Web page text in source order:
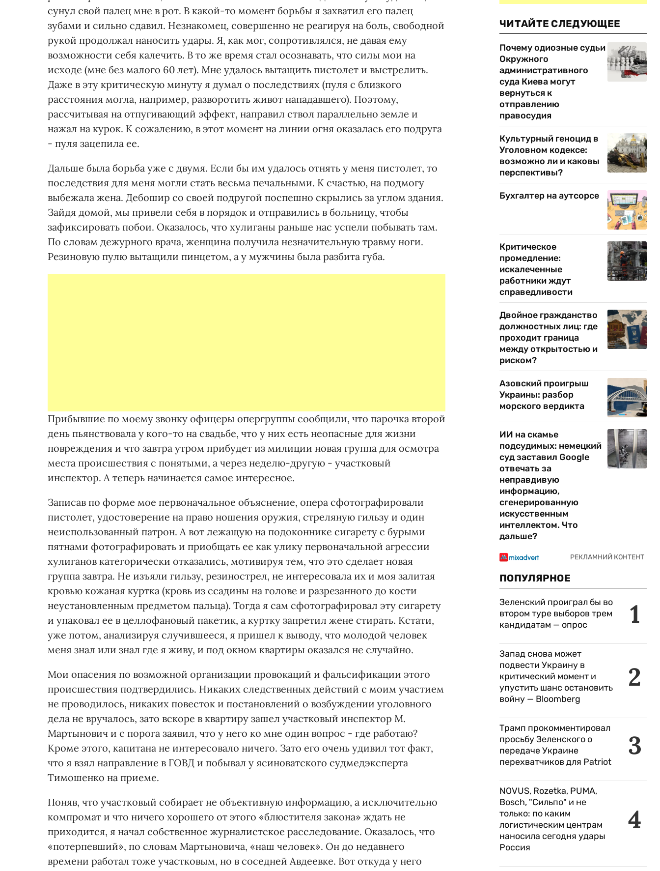
сунул свой палец мне в рот. В какой-то момент борьбы я захватил его палец
зубами и сильно сдавил. Незнакомец, совершенно не реагируя на боль, свободной
рукой продолжал наносить удары. Я, как мог, сопротивлялся, не давая ему
возможности себя калечить. В то же время стал осознавать, что силы мои на
исходе (мне без малого 60 лет). Мне удалось вытащить пистолет и выстрелить.
Даже в эту критическую минуту я думал о последствиях (пуля с близкого
расстояния могла, например, разворотить живот нападавшего). Поэтому,
рассчитывая на отпугивающий эффект, направил ствол параллельно земле и
нажал на курок. К сожалению, в этот момент на линии огня оказалась его подруга
- пуля зацепила ее.
Дальше была борьба уже с двумя. Если бы им удалось отнять у меня пистолет, то
последствия для меня могли стать весьма печальными. К счастью, на подмогу
выбежала жена. Дебошир со своей подругой поспешно скрылись за углом здания.
Зайдя домой, мы привели себя в порядок и отправились в больницу, чтобы
зафиксировать побои. Оказалось, что хулиганы раньше нас успели побывать там.
По словам дежурного врача, женщина получила незначительную травму ноги.
Резиновую пулю вытащили пинцетом, а у мужчины была разбита губа.
Прибывшие по моему звонку офицеры опергруппы сообщили, что парочка второй
день пьянствовала у кого-то на свадьбе, что у них есть неопасные для жизни
повреждения и что завтра утром прибудет из милиции новая группа для осмотра
места происшествия с понятыми, а через неделю-другую - участковый
инспектор. А теперь начинается самое интересное.
Записав по форме мое первоначальное объяснение, опера сфотографировали
пистолет, удостоверение на право ношения оружия, стреляную гильзу и один
неиспользованный патрон. А вот лежащую на подоконнике сигарету с бурыми
пятнами фотографировать и приобщать ее как улику первоначальной агрессии
хулиганов категорически отказались, мотивируя тем, что это сделает новая
группа завтра. Не изъяли гильзу, резинострел, не интересовала их и моя залитая
кровью кожаная куртка (кровь из ссадины на голове и разрезанного до кости
неустановленным предметом пальца). Тогда я сам сфотографировал эту сигарету
и упаковал ее в целлофановый пакетик, а куртку запретил жене стирать. Кстати,
уже потом, анализируя случившееся, я пришел к выводу, что молодой человек
меня знал или знал где я живу, и под окном квартиры оказался не случайно.
Мои опасения по возможной организации провокаций и фальсификации этого
происшествия подтвердились. Никаких следственных действий с моим участием
не проводилось, никаких повесток и постановлений о возбуждении уголовного
дела не вручалось, зато вскоре в квартиру зашел участковый инспектор М.
Мартынович и с порога заявил, что у него ко мне один вопрос - где работаю?
Кроме этого, капитана не интересовало ничего. Зато его очень удивил тот факт,
что я взял направление в ГОВД и побывал у ясиноватского судмедэксперта
Тимошенко на приеме.
Поняв, что участковый собирает не объективную информацию, а исключительно
компромат и что ничего хорошего от этого «блюстителя закона» ждать не
приходится, я начал собственное журналистское расследование. Оказалось, что
«потерпевший», по словам Мартыновича, «наш человек». Он до недавнего
времени работал тоже участковым, но в соседней Авдеевке. Вот откуда у него
ЧИТАЙТЕ СЛЕДУЮЩЕЕ
Почему одиозные судьи
Окружного
административного
суда Киева могут
вернуться к
отправлению
правосудия
Культурный геноцид в
Уголовном кодексе:
возможно ли и каковы
перспективы?
Бухгалтер на аутсорсе
Критическое
промедление:
искалеченные
работники ждут
справедливости
Двойное гражданство
должностных лиц: где
проходит граница
между открытостью и
риском?
Азовский проигрыш
Украины: разбор
морского вердикта
ИИ на скамье
подсудимых: немецкий
суд заставил Google
отвечать за
неправдивую
информацию,
сгенерированную
искусственным
интеллектом. Что
дальше?
ПОПУЛЯРНОЕ
1
Зеленский проиграл бы во
втором туре выборов трем
кандидатам — опрос
2
Запад снова может
подвести Украину в
критический момент и
упустить шанс остановить
войну — Bloomberg
3
Трамп прокомментировал
просьбу Зеленского о
передаче Украине
перехватчиков для Patriot
4
NOVUS, Rozetka, PUMA,
Bosch, "Сильпо" и не
только: по каким
логистическим центрам
наносила сегодня удары
Россия